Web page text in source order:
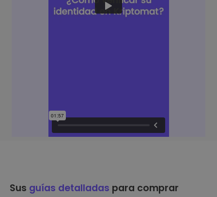
Sus guías detalladas para comprar